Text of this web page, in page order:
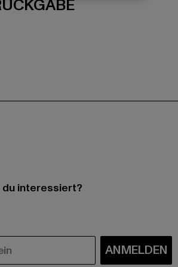
interessiert?
ANMELDEN